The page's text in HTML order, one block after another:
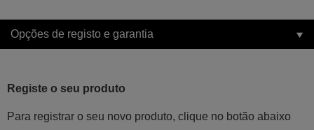
Opções de registo e garantia
Registe o seu produto
Para registrar o seu novo produto, clique no botão abaixo